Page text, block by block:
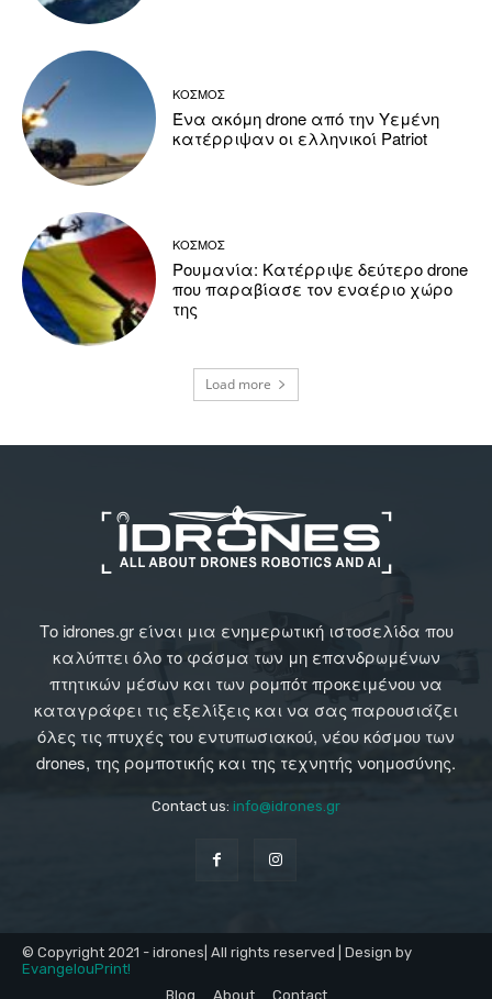
ΚΟΣΜΟΣ
Ένα ακόμη drone από την Υεμένη
κατέρριψαν οι ελληνικοί Patriot
ΚΟΣΜΟΣ
Ρουμανία: Κατέρριψε δεύτερο drone
που παραβίασε τον εναέριο χώρο
της
Load more
Το idrones.gr είναι μια ενημερωτική ιστοσελίδα που
καλύπτει όλο το φάσμα των μη επανδρωμένων
πτητικών μέσων και των ρομπότ προκειμένου να
καταγράφει τις εξελίξεις και να σας παρουσιάζει
όλες τις πτυχές του εντυπωσιακού, νέου κόσμου των
drones, της ρομποτικής και της τεχνητής νοημοσύνης.
Contact us: info@idrones.gr
© Copyright 2021 - idrones| All rights reserved | Design by
EvangelouPrint!
Blog
About Contact